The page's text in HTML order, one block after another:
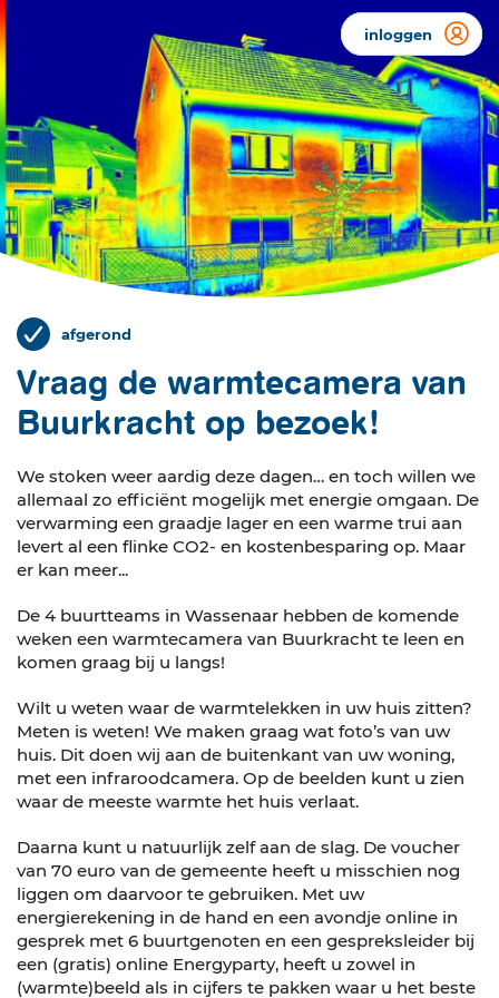
inloggen
afgerond
Vraag de warmtecamera van
Buurkracht op bezoek!
We stoken weer aardig deze dagen… en toch willen we
allemaal zo efficiënt mogelijk met energie omgaan. De
verwarming een graadje lager en een warme trui aan
levert al een flinke CO2- en kostenbesparing op. Maar
er kan meer...
De 4 buurtteams in Wassenaar hebben de komende
weken een warmtecamera van Buurkracht te leen en
komen graag bij u langs!
Wilt u weten waar de warmtelekken in uw huis zitten?
Meten is weten! We maken graag wat foto’s van uw
huis. Dit doen wij aan de buitenkant van uw woning,
met een infraroodcamera. Op de beelden kunt u zien
waar de meeste warmte het huis verlaat.
Daarna kunt u natuurlijk zelf aan de slag. De voucher
van 70 euro van de gemeente heeft u misschien nog
liggen om daarvoor te gebruiken. Met uw
energierekening in de hand en een avondje online in
gesprek met 6 buurtgenoten en een gespreksleider bij
een (gratis) online Energyparty, heeft u zowel in
(warmte)beeld als in cijfers te pakken waar u het beste